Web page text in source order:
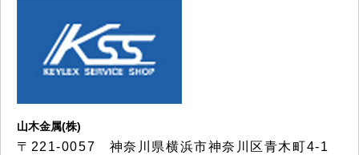
山木金属(株)
〒221-0057 神奈川県横浜市神奈川区青木町4-1